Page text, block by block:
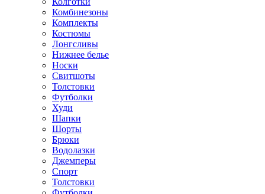
Комбинезоны
Комплекты
Костюмы
Лонгсливы
Нижнее белье
Носки
Свитшоты
Толстовки
Футболки
Худи
Шапки
Шорты
Брюки
Водолазки
Джемперы
Спорт
Толстовки